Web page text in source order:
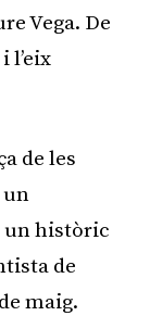
Vega. De
l’eix
de les
un
un històric
de
maig.